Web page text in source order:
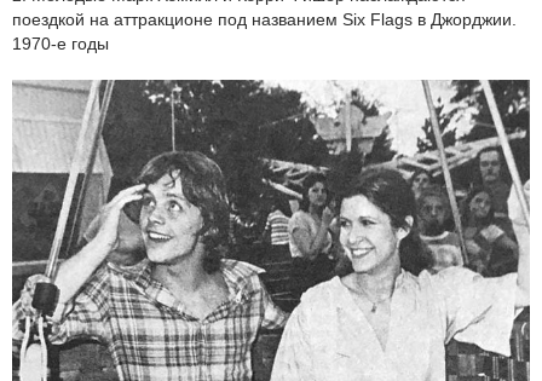
поездкой на аттракционе под названием Six Flags в Джорджии.
1970-е годы